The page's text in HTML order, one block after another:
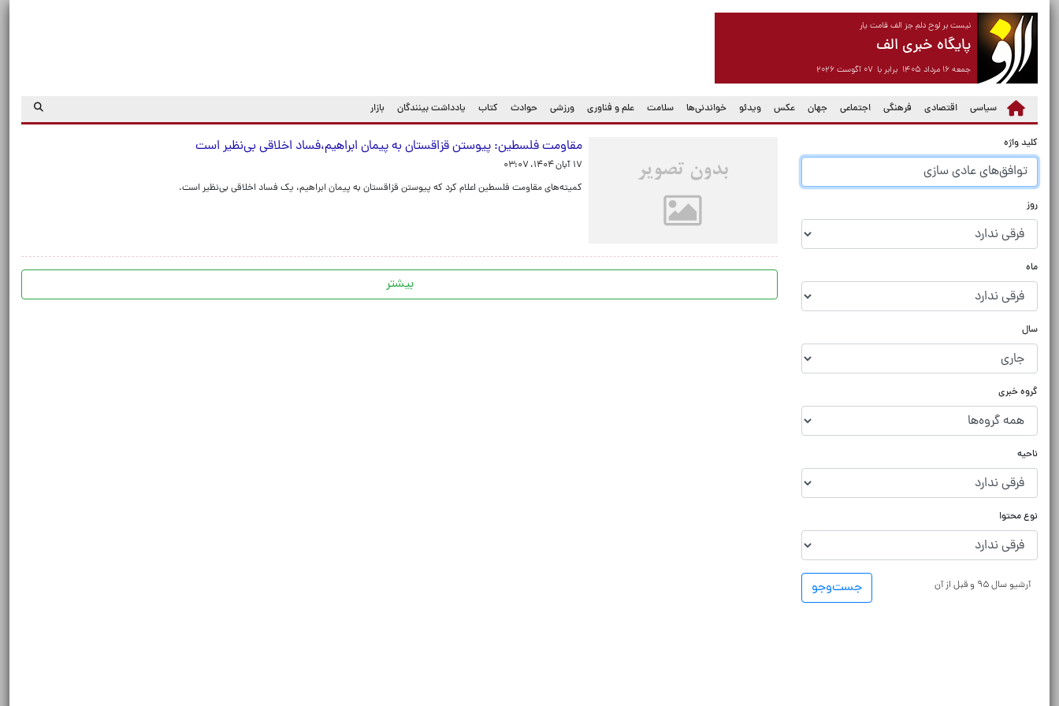
نیست بر لوح دلم جز الف قامت یار
پایگاه خبری الف
جمعه ۱۶ مرداد ۱۴۰۵ برابر با ۰۷ آگوست ۲۰۲۶
سیاسی اقتصادی فرهنگی اجتماعی جهان عکس ویدئو خواندنی‌ها سلامت علم و فناوری ورزشی حوادث کتاب یادداشت بینندگان بازار
کلید واژه
روز
ماه
سال
گروه خبری
ناحیه
نوع محتوا
جست‌و‌جو آرشیو سال ۹۵ و قبل از آن
مقاومت فلسطین: پیوستن قزاقستان به پیمان ابراهیم،فساد اخلاقی بی‌نظیر است
۱۷ آبان ۱۴۰۴، ۰۳:۰۷
کمیته‌های مقاومت فلسطین اعلام کرد که پیوستن قزاقستان به پیمان ابراهیم، یک فساد اخلاقی بی‌نظیر است.
بیشتر